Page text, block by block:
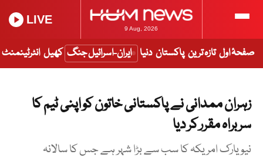
9 Aug, 2026
LIVE
صفحۂ اول تازہ ترین پاکستان دنیا ایران-اسرائیل جنگ کھیل انٹرٹینمنٹ
زہران ممدانی نے پاکستانی خاتون کو اپنی ٹیم کا
سربراہ مقرر کر دیا
نیویارک امریکہ کا سب سے بڑا شہر ہے جس کا سالانہ